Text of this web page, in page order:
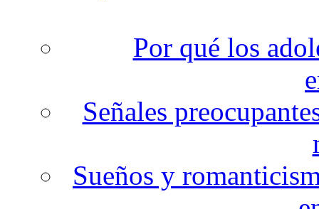
Por qué los
Señales
Sueños y